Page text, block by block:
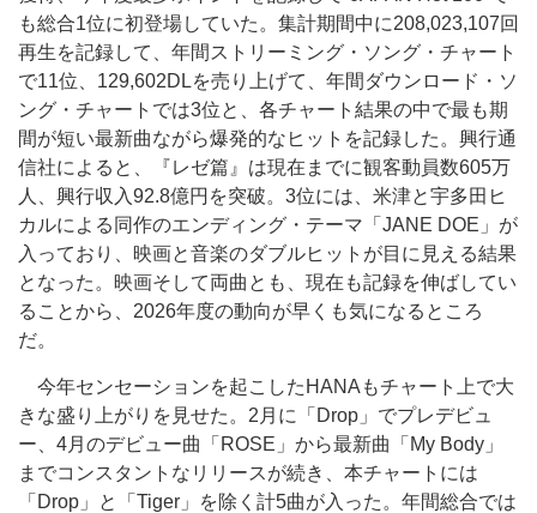
も総合1位に初登場していた。集計期間中に208,023,107回
再生を記録して、年間ストリーミング・ソング・チャート
で11位、129,602DLを売り上げて、年間ダウンロード・ソ
ング・チャートでは3位と、各チャート結果の中で最も期
間が短い最新曲ながら爆発的なヒットを記録した。興行通
信社によると、『レゼ篇』は現在までに観客動員数605万
人、興行収入92.8億円を突破。3位には、米津と宇多田ヒ
カルによる同作のエンディング・テーマ「JANE DOE」が
入っており、映画と音楽のダブルヒットが目に見える結果
となった。映画そして両曲とも、現在も記録を伸ばしてい
ることから、2026年度の動向が早くも気になるところ
だ。
今年センセーションを起こしたHANAもチャート上で大
きな盛り上がりを見せた。2月に「Drop」でプレデビュ
ー、4月のデビュー曲「ROSE」から最新曲「My Body」
までコンスタントなリリースが続き、本チャートには
「Drop」と「Tiger」を除く計5曲が入った。年間総合では